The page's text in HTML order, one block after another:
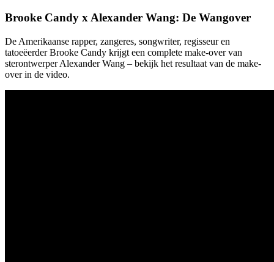
Brooke Candy x Alexander Wang: De Wangover
De Amerikaanse rapper, zangeres, songwriter, regisseur en
tatoeëerder Brooke Candy krijgt een complete make-over van
sterontwerper Alexander Wang – bekijk het resultaat van de make-
over in de video.